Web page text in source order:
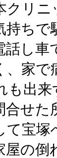
クリ
持ち
話し車
、家で
も出
合せた
て宝
屋の